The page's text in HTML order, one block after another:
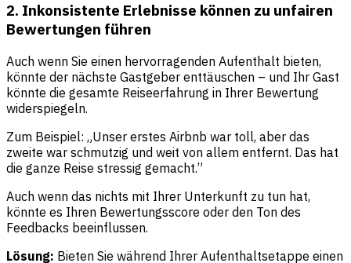
2. Inkonsistente Erlebnisse können zu unfairen
Bewertungen führen
Auch wenn Sie einen hervorragenden Aufenthalt bieten,
könnte der nächste Gastgeber enttäuschen – und Ihr Gast
könnte die gesamte Reiseerfahrung in Ihrer Bewertung
widerspiegeln.
Zum Beispiel: „Unser erstes Airbnb war toll, aber das
zweite war schmutzig und weit von allem entfernt. Das hat
die ganze Reise stressig gemacht.”
Auch wenn das nichts mit Ihrer Unterkunft zu tun hat,
könnte es Ihren Bewertungsscore oder den Ton des
Feedbacks beeinflussen.
Lösung: Bieten Sie während Ihrer Aufenthaltsetappe einen